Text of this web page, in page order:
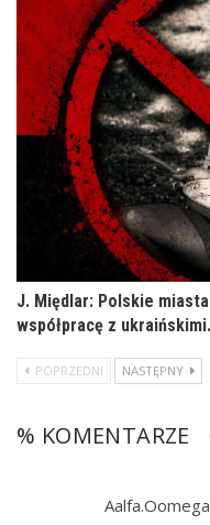
J. Międlar: Polskie
współpracę z
POPRZEDNI NASTĘPNY
% KOMENTARZE
Aalfa.oomega